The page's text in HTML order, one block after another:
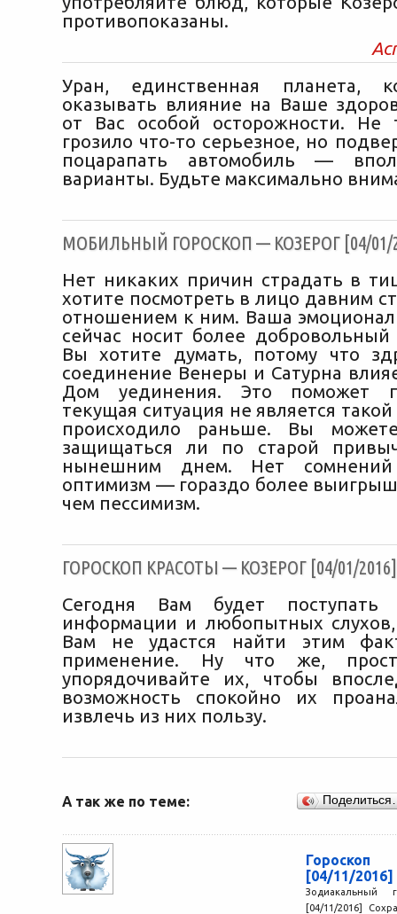
противопоказаны.
Уран, единственная планета,
оказывать влияние на Ваше
от Вас особой осторожности. Не
грозило что-то серьезное, но
поцарапать автомобиль —
варианты. Будьте максимально
МОБИЛЬНЫЙ ГОРОСКОП — КОЗЕРОГ [04/01/
Нет никаких причин страдать в
хотите посмотреть в лицо давним
отношением к ним. Ваша
сейчас носит более добровольный
Вы хотите думать, потому что
соединение Венеры и Сатурна
Дом уединения. Это поможет
текущая ситуация не является
происходило раньше. Вы
защищаться ли по старой
нынешним днем. Нет
оптимизм — гораздо более
чем пессимизм.
ГОРОСКОП КРАСОТЫ — КОЗЕРОГ [04/01/2016]
Сегодня Вам будет поступать
информации и любопытных
Вам не удастся найти этим
применение. Ну что же,
упорядочивайте их, чтобы
возможность спокойно их
извлечь из них пользу.
А так же по теме:
[04/11/2016]
Зодиакальный
[04/11/2016]